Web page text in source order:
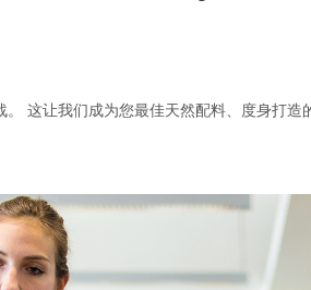
这让我们成为您最佳天然配料、度身打